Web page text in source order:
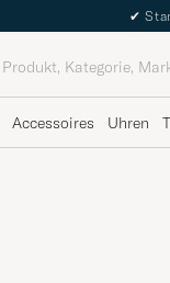
✔
Accessoires Uhren